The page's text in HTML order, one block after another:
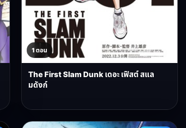
1 ตอน
The First Slam Dunk เดอะ เฟิสต์ สแล
มดังก์